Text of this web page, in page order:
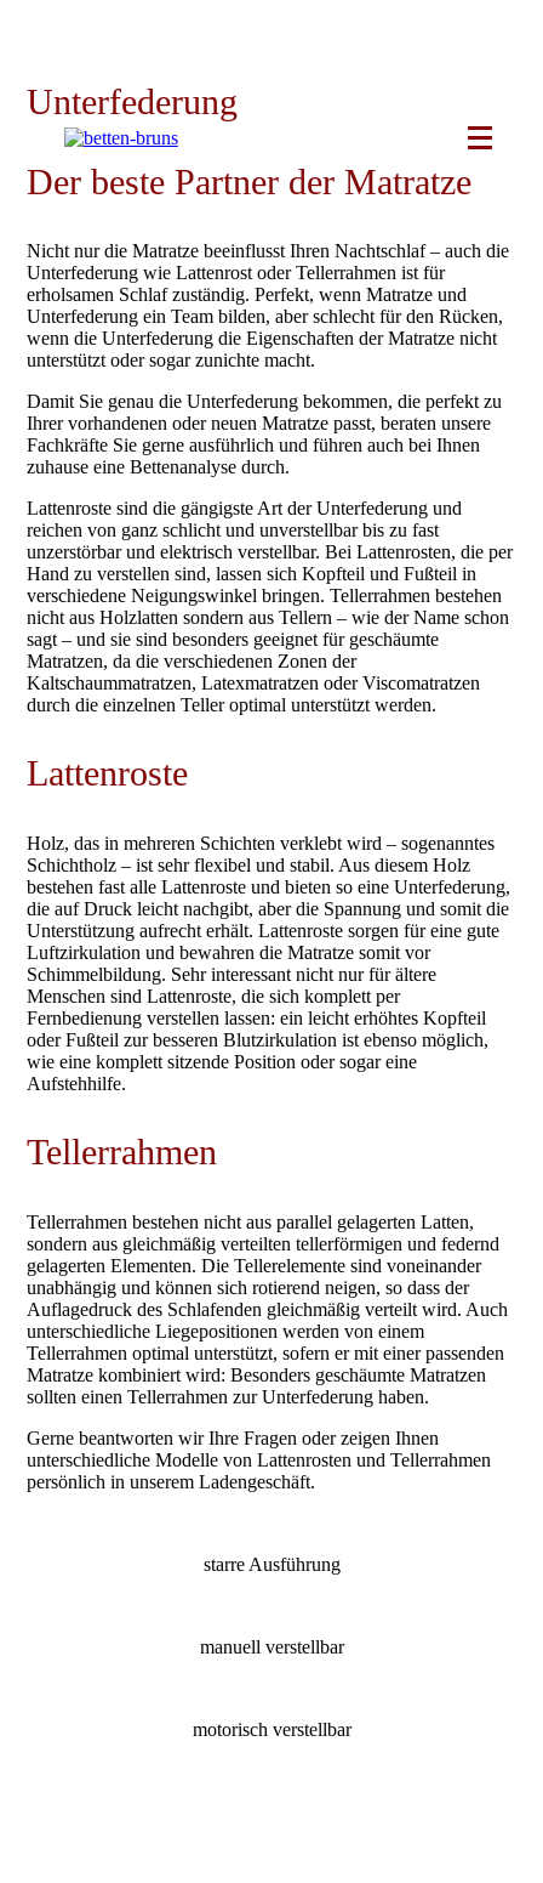
Unterfederung
Der beste Partner der Matratze
Nicht nur die Matratze beeinflusst Ihren Nachtschlaf – auch die
Unterfederung wie Lattenrost oder Tellerrahmen ist für
erholsamen Schlaf zuständig. Perfekt, wenn Matratze und
Unterfederung ein Team bilden, aber schlecht für den Rücken,
wenn die Unterfederung die Eigenschaften der Matratze nicht
unterstützt oder sogar zunichte macht.
Damit Sie genau die Unterfederung bekommen, die perfekt zu
Ihrer vorhandenen oder neuen Matratze passt, beraten unsere
Fachkräfte Sie gerne ausführlich und führen auch bei Ihnen
zuhause eine Bettenanalyse durch.
Lattenroste sind die gängigste Art der Unterfederung und
reichen von ganz schlicht und unverstellbar bis zu fast
unzerstörbar und elektrisch verstellbar. Bei Lattenrosten, die per
Hand zu verstellen sind, lassen sich Kopfteil und Fußteil in
verschiedene Neigungswinkel bringen. Tellerrahmen bestehen
nicht aus Holzlatten sondern aus Tellern – wie der Name schon
sagt – und sie sind besonders geeignet für geschäumte
Matratzen, da die verschiedenen Zonen der
Kaltschaummatratzen, Latexmatratzen oder Viscomatratzen
durch die einzelnen Teller optimal unterstützt werden.
Lattenroste
Holz, das in mehreren Schichten verklebt wird – sogenanntes
Schichtholz – ist sehr flexibel und stabil. Aus diesem Holz
bestehen fast alle Lattenroste und bieten so eine Unterfederung,
die auf Druck leicht nachgibt, aber die Spannung und somit die
Unterstützung aufrecht erhält. Lattenroste sorgen für eine gute
Luftzirkulation und bewahren die Matratze somit vor
Schimmelbildung. Sehr interessant nicht nur für ältere
Menschen sind Lattenroste, die sich komplett per
Fernbedienung verstellen lassen: ein leicht erhöhtes Kopfteil
oder Fußteil zur besseren Blutzirkulation ist ebenso möglich,
wie eine komplett sitzende Position oder sogar eine
Aufstehhilfe.
Tellerrahmen
Tellerrahmen bestehen nicht aus parallel gelagerten Latten,
sondern aus gleichmäßig verteilten tellerförmigen und federnd
gelagerten Elementen. Die Tellerelemente sind voneinander
unabhängig und können sich rotierend neigen, so dass der
Auflagedruck des Schlafenden gleichmäßig verteilt wird. Auch
unterschiedliche Liegepositionen werden von einem
Tellerrahmen optimal unterstützt, sofern er mit einer passenden
Matratze kombiniert wird: Besonders geschäumte Matratzen
sollten einen Tellerrahmen zur Unterfederung haben.
Gerne beantworten wir Ihre Fragen oder zeigen Ihnen
unterschiedliche Modelle von Lattenrosten und Tellerrahmen
persönlich in unserem Ladengeschäft.
starre Ausführung
manuell verstellbar
motorisch verstellbar